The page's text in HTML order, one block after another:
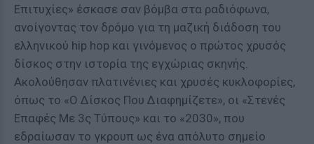
Επιτυχίες» έσκασε σαν βόμβα στα ραδιόφωνα,
ανοίγοντας τον δρόμο για τη μαζική διάδοση του
ελληνικού hip hop και γινόμενος ο πρώτος χρυσός
δίσκος στην ιστορία της εγχώριας σκηνής.
Ακολούθησαν πλατινένιες και χρυσές κυκλοφορίες,
όπως το «Ο Δίσκος Που Διαφημίζετε», οι «Στενές
Επαφές Με 3ς Τύπους» και το «2030», που
εδραίωσαν το γκρουπ ως ένα απόλυτο σημείο